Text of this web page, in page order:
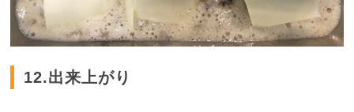
12.出来上がり